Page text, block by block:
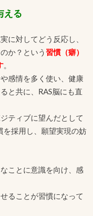
える
に対してどう反応し、
か？という 習慣（癖）
。
感情を多く使い、健康
と共に、RAS脳にも直
ティブに望んだとして
を採用し、願望実現の妨
ことに意識を向け、感
ることが習慣になって